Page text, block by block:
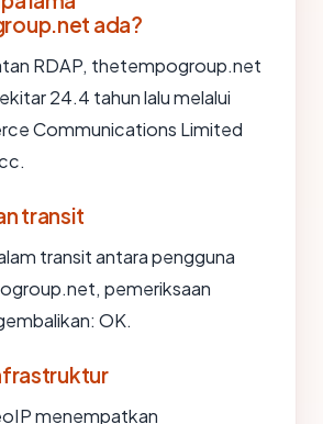
ada?
RDAP, thetempogroup.net
24.4 tahun lalu melalui
Communications Limited
transit
transit antara pengguna
pemeriksaan
OK.
menempatkan